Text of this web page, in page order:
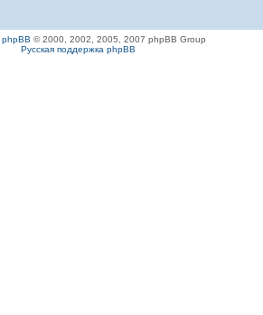
phpBB © 2000, 2002, 2005, 2007 phpBB Group
Русская поддержка phpBB